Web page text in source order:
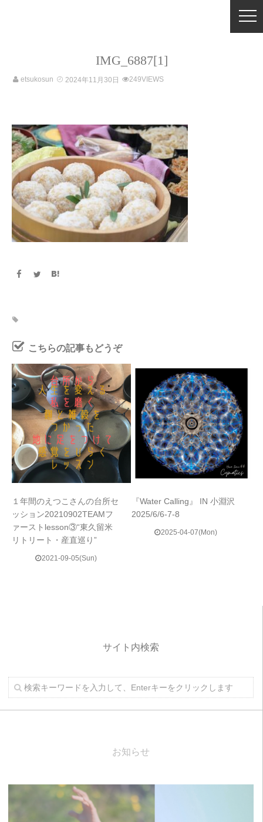
IMG_6887[1]
etsukosun 2024年11月30日 249VIEWS
こちらの記事もどうぞ
１年間のえつこさんの台所セ
ッション20210902TEAMフ
ァーストlesson③“東久留米
リトリート・産直巡り”
2021-09-05(Sun)
『Water Calling』 IN 小淵沢
2025/6/6-7-8
2025-04-07(Mon)
サイト内検索
お知らせ